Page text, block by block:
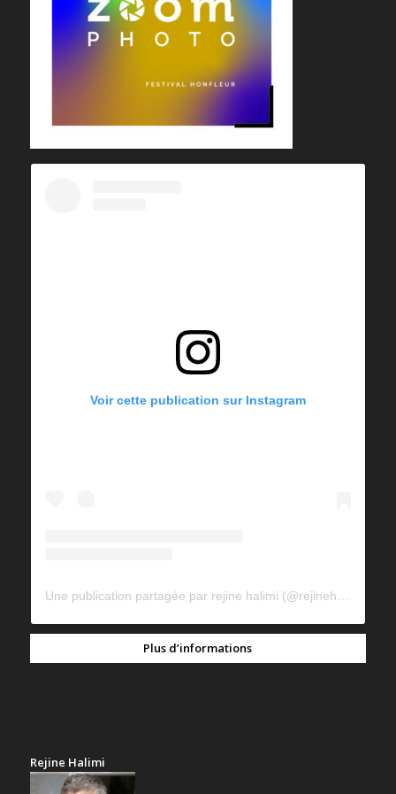
Voir cette publication sur Instagram
Plus d’informations
Rejine Halimi